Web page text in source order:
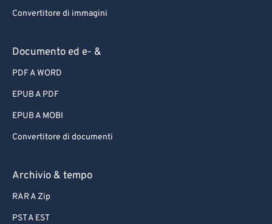
Convertitore di immagini
Documento ed e- &
PDF A WORD
EPUB A PDF
EPUB A MOBI
Convertitore di documenti
Archivio & tempo
RAR A Zip
PST A EST